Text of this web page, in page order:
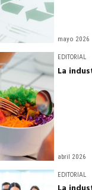
mayo 2026
EDITORIAL
La
abril 2026
EDITORIAL